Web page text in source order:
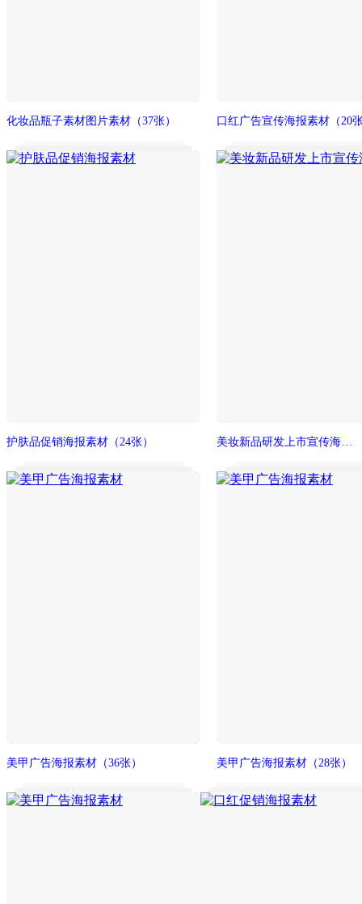
化妆品瓶子素材图片素材 （37张） 口红广告宣传海报素材 （20
护肤品促销海报素材 （24张） 美妆新品研发上市宣传海报素材
美甲广告海报素材 （36张） 美甲广告海报素材 （28张）